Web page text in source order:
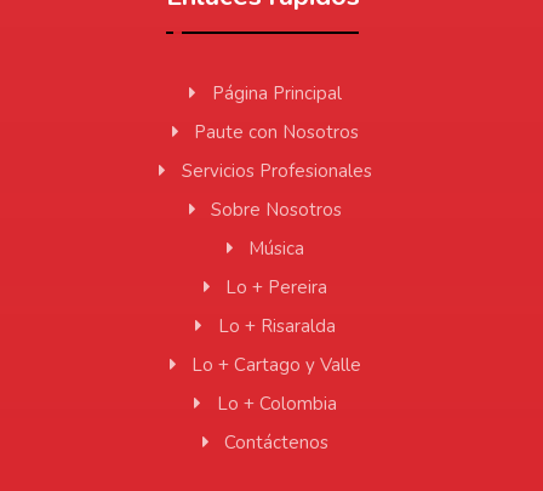
Página Principal
Paute con Nosotros
Servicios Profesionales
Sobre Nosotros
Música
Lo + Pereira
Lo + Risaralda
Lo + Cartago y Valle
Lo + Colombia
Contáctenos